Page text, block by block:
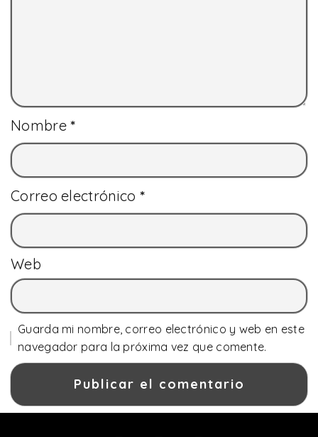
Nombre*
Correo electrónico *
Web
Guarda mi nombre, correo electrónico y web en este
navegador para la próxima vez que comente.